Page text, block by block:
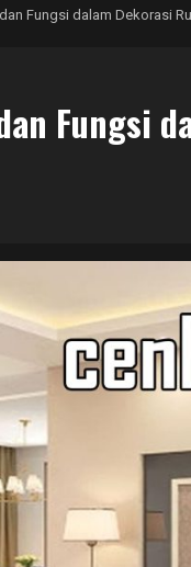
Fungsi dalam Dekorasi
Fungsi